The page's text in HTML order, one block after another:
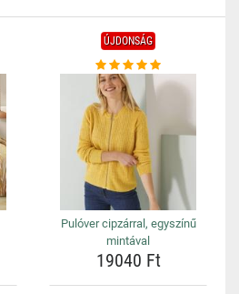
ÚJDONSÁG
Pulóver cipzárral, egyszínű
mintával
19040 Ft